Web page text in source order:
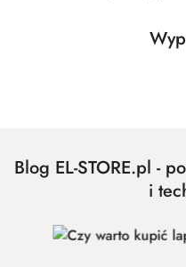
Pomiń karuzelę
Blog EL-STORE.pl -
i